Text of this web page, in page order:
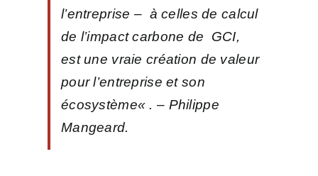
l’entreprise – à celles de calcul
de l’impact carbone de GCI,
est une vraie création de valeur
pour l’entreprise et son
écosystème« . – Philippe
Mangeard.